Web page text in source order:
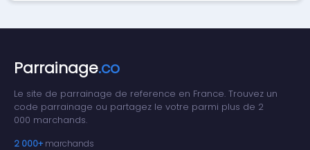
Parrainage.co
Le site de parrainage de reference en France. Trouvez un
code parrainage ou partagez le votre parmi plus de 2
000 marchands.
2 000+ marchands